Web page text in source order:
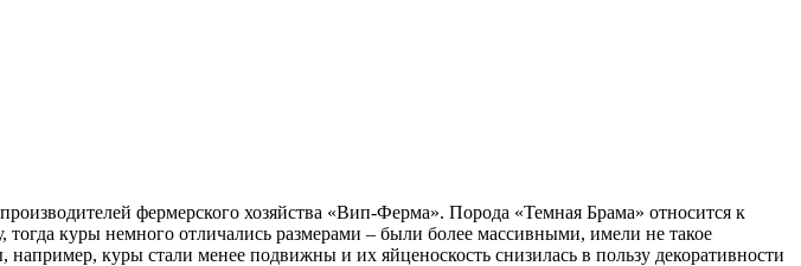
фермерского хозяйства «Вип-Ферма». Порода «Темная Брама» относится к
куры немного отличались размерами – были более массивными, имели не такое
куры стали менее подвижны и их яйценоскость снизилась в пользу декоративности